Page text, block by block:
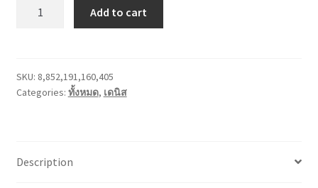
Add to cart
SKU: 8,852,191,160,405
Categories: ทั้งหมด, เดนิส
Description